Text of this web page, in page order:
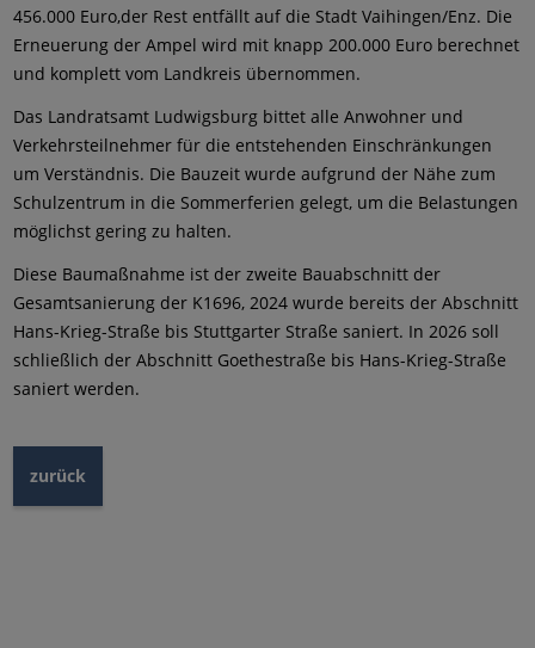
456.000 Euro,der Rest entfällt auf die Stadt Vaihingen/Enz. Die
Erneuerung der Ampel wird mit knapp 200.000 Euro berechnet
und komplett vom Landkreis übernommen.
Das Landratsamt Ludwigsburg bittet alle Anwohner und
Verkehrsteilnehmer für die entstehenden Einschränkungen
um Verständnis. Die Bauzeit wurde aufgrund der Nähe zum
Schulzentrum in die Sommerferien gelegt, um die Belastungen
möglichst gering zu halten.
Diese Baumaßnahme ist der zweite Bauabschnitt der
Gesamtsanierung der K1696, 2024 wurde bereits der Abschnitt
Hans-Krieg-Straße bis Stuttgarter Straße saniert. In 2026 soll
schließlich der Abschnitt Goethestraße bis Hans-Krieg-Straße
saniert werden.
zurück